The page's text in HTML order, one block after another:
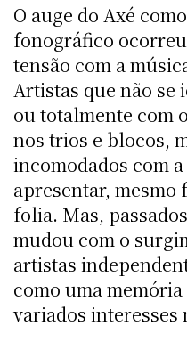
O auge do Axé
fonográfico
tensão com a
Artistas que não
ou totalmente com
nos trios e blocos,
incomodados com
apresentar, mesmo
folia. Mas,
mudou com o
artistas
como uma
variados interesses